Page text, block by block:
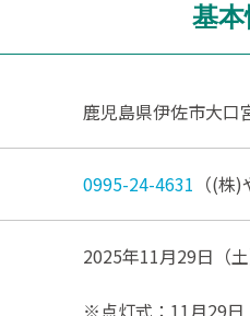
基
鹿児島県伊佐市大口
0995-24-4631 （(株
2025年11月29日（
※点灯式：11月29日